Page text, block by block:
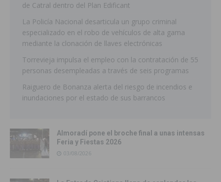
de Catral dentro del Plan Edificant
La Policía Nacional desarticula un grupo criminal
especializado en el robo de vehículos de alta gama
mediante la clonación de llaves electrónicas
Torrevieja impulsa el empleo con la contratación de 55
personas desempleadas a través de seis programas
Raiguero de Bonanza alerta del riesgo de incendios e
inundaciones por el estado de sus barrancos
Almoradí pone el broche final a unas intensas
Feria y Fiestas 2026
03/08/2026